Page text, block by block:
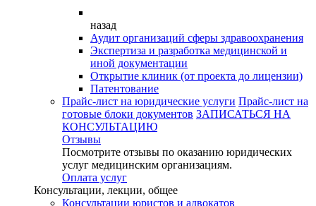
назад
Аудит организаций сферы здравоохранения
Экспертиза и разработка медицинской и
иной документации
Открытие клиник (от проекта до лицензии)
Патентование
Прайс-лист на юридические услуги Прайс-лист на
готовые блоки документов ЗАПИСАТЬСЯ НА
КОНСУЛЬТАЦИЮ
Отзывы
Посмотрите отзывы по оказанию юридических
услуг медицинским организациям.
Оплата услуг
Консультации, лекции, общее
Консультации юристов и адвокатов